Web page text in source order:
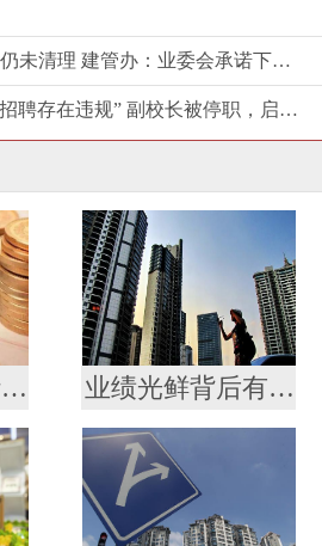
常州一违建拆除2个月后仍未清理 建管办：业委会承诺下周一前清理结束
广东雷州通报“特教老师招聘存在违规” 副校长被停职，启动问责程序
住房公积金累计缴存总额逾十九万亿元 业绩光鲜背后有发展焦虑 贝壳未来“找房”不轻松